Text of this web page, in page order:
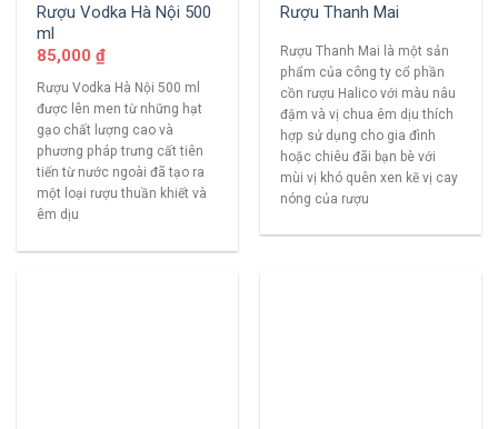
Rượu Vodka Hà Nội 500
ml
85,000 ₫
Rượu Vodka Hà Nội 500 ml
được lên men từ những hạt
gạo chất lượng cao và
phương pháp trưng cất tiên
tiến từ nước ngoài đã tạo ra
một loại rượu thuần khiết và
êm dịu
Rượu Thanh Mai
Rượu Thanh Mai là một sản
phẩm của công ty cổ phần
cồn rượu Halico với màu nâu
đậm và vị chua êm dịu thích
hợp sử dụng cho gia đình
hoặc chiêu đãi bạn bè với
mùi vị khó quên xen kẽ vị cay
nóng của rượu